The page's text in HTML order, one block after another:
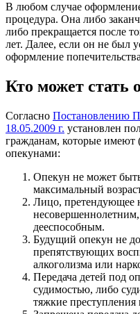
В любом случае
процедура. Она либо
либо прекращается после
лет. Далее, если он не был
оформление
Кто может стать
Согласно Постановлению
18.05.2009 г. установлен
гражданам, которые имеют
опекунами:
Опекун не может
максимальный
Лицо, претендующее
дееспособным.
Будущий опекун не
препятствующих
алкоголизма или
Передача детей под
судимостью, либо
тяжкие преступления